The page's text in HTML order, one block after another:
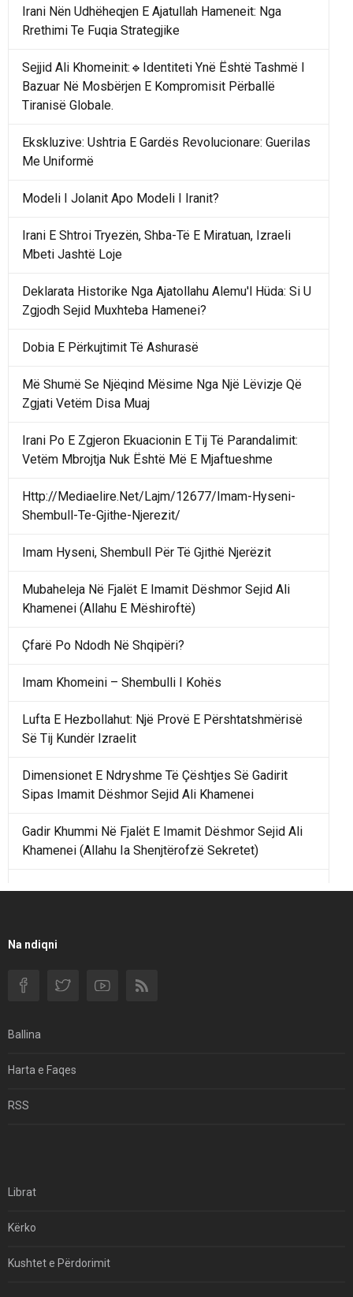
Irani Nën Udhëheqjen E Ajatullah Hameneit: Nga
Rrethimi Te Fuqia Strategjike
Sejjid Ali Khomeinit:🔹Identiteti Ynë Është Tashmë I
Bazuar Në Mosbërjen E Kompromisit Përballë
Tiranisë Globale.
Ekskluzive: Ushtria E Gardës Revolucionare: Guerilas
Me Uniformë
Modeli I Jolanit Apo Modeli I Iranit?
Irani E Shtroi Tryezën, Shba-Të E Miratuan, Izraeli
Mbeti Jashtë Loje
Deklarata Historike Nga Ajatollahu Alemu'l Hüda: Si U
Zgjodh Sejid Muxhteba Hamenei?
Dobia E Përkujtimit Të Ashurasë
Më Shumë Se Njëqind Mësime Nga Një Lëvizje Që
Zgjati Vetëm Disa Muaj
Irani Po E Zgjeron Ekuacionin E Tij Të Parandalimit:
Vetëm Mbrojtja Nuk Është Më E Mjaftueshme
Http://Mediaelire.Net/Lajm/12677/Imam-Hyseni-
Shembull-Te-Gjithe-Njerezit/
Imam Hyseni, Shembull Për Të Gjithë Njerëzit
Mubaheleja Në Fjalët E Imamit Dëshmor Sejid Ali
Khamenei (Allahu E Mëshiroftë)
Çfarë Po Ndodh Në Shqipëri?
Imam Khomeini – Shembulli I Kohës
Lufta E Hezbollahut: Një Provë E Përshtatshmërisë
Së Tij Kundër Izraelit
Dimensionet E Ndryshme Të Çështjes Së Gadirit
Sipas Imamit Dëshmor Sejid Ali Khamenei
Gadir Khummi Në Fjalët E Imamit Dëshmor Sejid Ali
Khamenei (Allahu Ia Shenjtërofzë Sekretet)
Një Rend Rajonal I Udhëhequr Nga Irani Kundrejt Një
Filmi I Shkurtër Iranian “Pasta Alfredo” Ka Udhëtuar
Na ndiqni
Ballina
Harta e Faqes
RSS
Librat
Kërko
Kushtet e Përdorimit